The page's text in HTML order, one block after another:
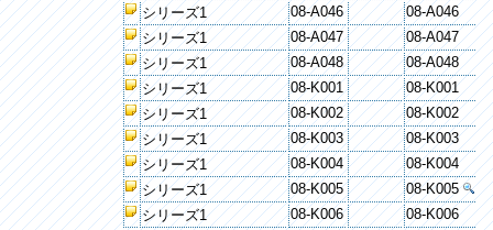
シリーズ1
08-A046
08-A046
シリーズ1
08-A047
08-A047
シリーズ1
08-A048
08-A048
シリーズ1
08-K001
08-K001
シリーズ1
08-K002
08-K002
シリーズ1
08-K003
08-K003
シリーズ1
08-K004
08-K004
シリーズ1
08-K005
08-K005
シリーズ1
08-K006
08-K006